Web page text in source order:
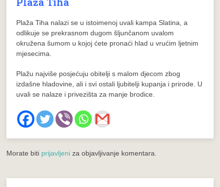
Plaža Tiha nalazi se u istoimenoj uvali kampa Slatina, a
odlikuje se prekrasnom dugom šljunčanom uvalom
okružena šumom u kojoj ćete pronaći hlad u vrućim ljetnim
mjesecima.
Plažu najviše posjećuju obitelji s malom djecom zbog
izdašne hladovine, ali i svi ostali ljubitelji kupanja i prirode. U
uvali se nalaze i privezišta za manje brodice.
Morate biti prijavljeni za objavljivanje komentara.